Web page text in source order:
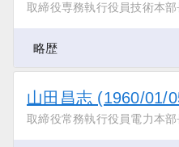
取締役専務執行役員技術本
略歴
山田昌志 (1960/01/
取締役常務執行役員電力本部